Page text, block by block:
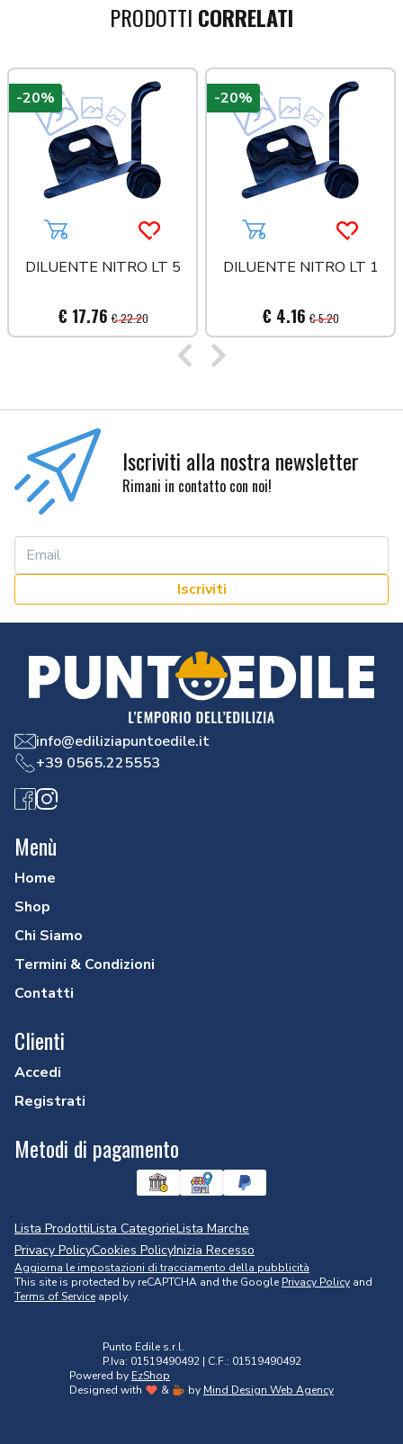
PRODOTTI CORRELATI
più tardiAggiungi al carrelloAcquista più tardi
DILUENTE NITRO LT 5
€ 17.76 € 22.20
-20%
Aggiungi al carrello
DILUENTE NITRO LT 1
€ 4.16 € 5.20
-20%
Iscriviti alla nostra newsletter
Rimani in contatto con noi!
Iscriviti
info@ediliziapuntoedile.it
+39 0565.225553
Facebook
Instagram
Menù
Home
Shop
Chi Siamo
Termini & Condizioni
Contatti
Clienti
Accedi
Registrati
Metodi di pagamento
Lista ProdottiLista CategorieLista Marche
Privacy PolicyCookies PolicyInizia Recesso
Aggiorna le impostazioni di tracciamento della pubblicità
This site is protected by reCAPTCHA and the Google Privacy Policy and
Terms of Service apply.
Punto Edile s.r.l.
P.Iva: 01519490492 | C.F.: 01519490492
Powered by EzShop
Designed with
& by Mind Design Web Agency